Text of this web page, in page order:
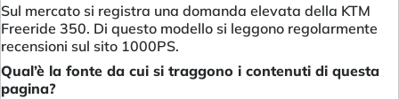
Sul mercato si registra una domanda elevata della KTM
Freeride 350. Di questo modello si leggono regolarmente
recensioni sul sito 1000PS.
Qual’è la fonte da cui si traggono i contenuti di questa
pagina?